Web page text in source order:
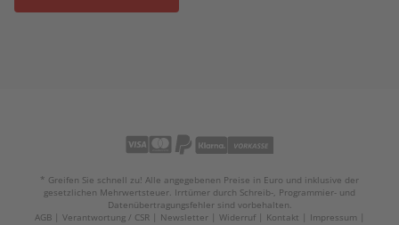
* Greifen Sie schnell zu! Alle angegebenen Preise in Euro und inklusive der
gesetzlichen Mehrwertsteuer. Irrtümer durch Schreib-, Programmier- und
Datenübertragungsfehler sind vorbehalten.
AGB
Verantwortung / CSR Newsletter Widerruf Kontakt
Impressum